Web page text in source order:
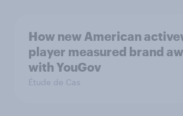
How new American
player measured brand
with YouGov
Étude de Cas